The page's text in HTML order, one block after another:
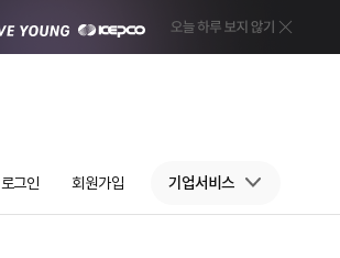
로그인 회원가입 기업서비스